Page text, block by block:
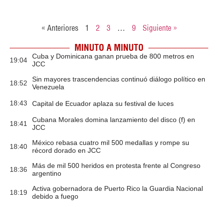
« Anteriores 1 2 3 … 9 Siguiente »
MINUTO A MINUTO
19:04
Cuba y Dominicana ganan prueba de 800 metros en
JCC
18:52
Sin mayores trascendencias continuó diálogo político en
Venezuela
18:43 Capital de Ecuador aplaza su festival de luces
18:41
Cubana Morales domina lanzamiento del disco (f) en
JCC
18:40
México rebasa cuatro mil 500 medallas y rompe su
récord dorado en JCC
18:36
Más de mil 500 heridos en protesta frente al Congreso
argentino
18:19
Activa gobernadora de Puerto Rico la Guardia Nacional
debido a fuego